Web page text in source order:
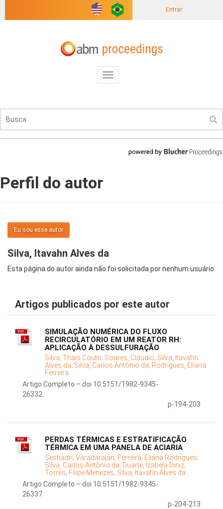
Entrar
Toggle
navigation
Perfil do autor
Eu sou esse autor
Silva, Itavahn Alves da
Esta página do autor ainda não foi solicitada por nenhum usuário.
Artigos publicados por este autor
SIMULAÇÃO NUMÉRICA DO FLUXO
RECIRCULATÓRIO EM UM REATOR RH:
APLICAÇÃO À DESSULFURAÇÃO
Silva, Thais Couto; Soares, Cláudio; Silva, Itavahn
Alves da; Silva, Carlos Antônio da; Rodrigues, Eliana
Ferreira
Artigo Completo – doi 10.5151/1982-9345-
26332
p-194-203
PERDAS TÉRMICAS E ESTRATIFICAÇÃO
TÉRMICA EM UMA PANELA DE ACIARIA
Seshadri, Varadarajan; Ferreira, Eliana Rodrigues;
Silva, Carlos Antônio da; Duarte, Izabela Diniz;
Torres, Filipe Menezes; Silva, Itavahn Alves da
Artigo Completo – doi 10.5151/1982-9345-
26337
p-204-213